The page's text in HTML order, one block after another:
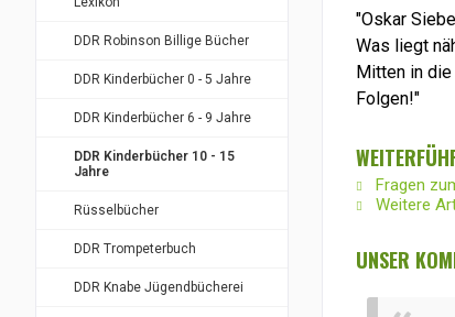
DDR Robinson Billige Bücher
DDR Kinderbücher 0 - 5 Jahre
DDR Kinderbücher 6 - 9 Jahre
DDR Kinderbücher 10 - 15
Jahre
Rüsselbücher
DDR Trompeterbuch
DDR Knabe Jügendbücherei
"Oskar
Was liegt
Mitten in
Folgen!"
Fragen
Weitere
UNSER